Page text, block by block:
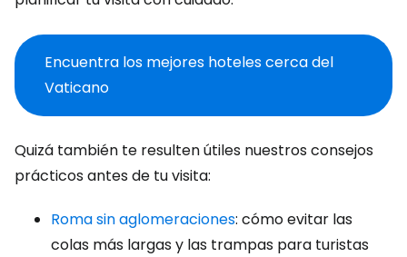
Encuentra los mejores hoteles cerca del
Vaticano
Quizá también te resulten útiles nuestros consejos
prácticos antes de tu visita:
Roma sin aglomeraciones: cómo evitar las
colas más largas y las trampas para turistas